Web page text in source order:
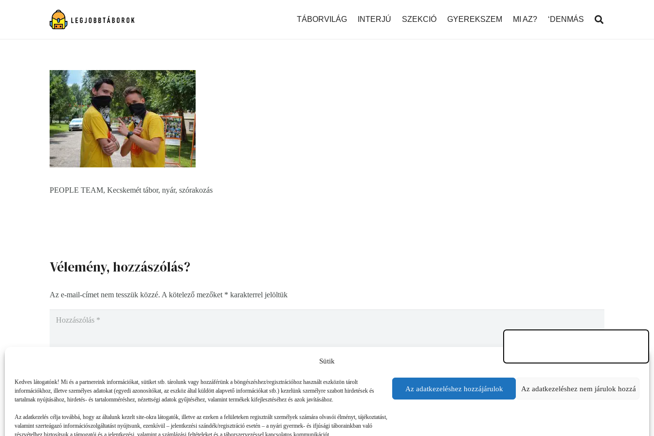
Sütik
Kedves látogatónk! Mi és a partnereink információkat, sütiket stb. tárolunk vagy hozzáférünk a böngészéshez/regisztrációhoz használt eszközön tárolt
információkhoz, illetve személyes adatokat (egyedi azonosítókat, az eszköz által küldött alapvető információkat stb.) kezelünk személyre szabott hirdetések és
tartalmak nyújtásához, hirdetés- és tartalomméréshez, nézettségi adatok gyűjtéséhez, valamint termékek kifejlesztéséhez és azok javításához.
Az adatkezelés célja továbbá, hogy az általunk kezelt site-okra látogatók, illetve az ezeken a felületeken regisztrált személyek számára olvasói élményt, tájékoztatást,
valamint szerteágazó információszolgáltatást nyújtsunk, ezenkívül – jelentkezési szándék/regisztráció esetén – a nyári gyermek- és ifjúsági táborainkban való
részvételhez biztosítsuk a támogatói és a jelentkezési, valamint a számlázási feltételeket és a táborszervezéssel kapcsolatos kommunikációt.
Az adatkezeléshez hozzájárulok Az adatkezeléshez nem járulok hozzá
TÁBORVILÁG INTERJÚ SZEKCIÓ GYEREKSZEM MI AZ? ‘DENMÁS
PEOPLE TEAM, Kecskemét tábor, nyár, szórakozás
Vélemény, hozzászólás?
Az e-mail-címet nem tesszük közzé. A kötelező mezőket * karakterrel jelöltük